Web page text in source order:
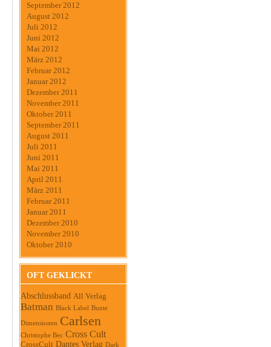
September 2012
August 2012
Juli 2012
Juni 2012
Mai 2012
März 2012
Februar 2012
Januar 2012
Dezember 2011
November 2011
Oktober 2011
September 2011
August 2011
Juli 2011
Juni 2011
Mai 2011
April 2011
März 2011
Februar 2011
Januar 2011
Dezember 2010
November 2010
Oktober 2010
OFT GEKLICKT
Abschlussband All Verlag
Batman Black Label Bunte
Dimensionen Carlsen
Christophe Bec Cross Cult
CrossCult Dantes Verlag Dark